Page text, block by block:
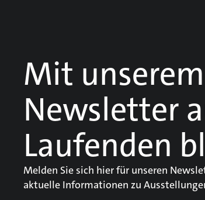
Mit unserem
Newsletter
Laufenden
Melden Sie sich hier für unseren
aktuelle Informationen zu